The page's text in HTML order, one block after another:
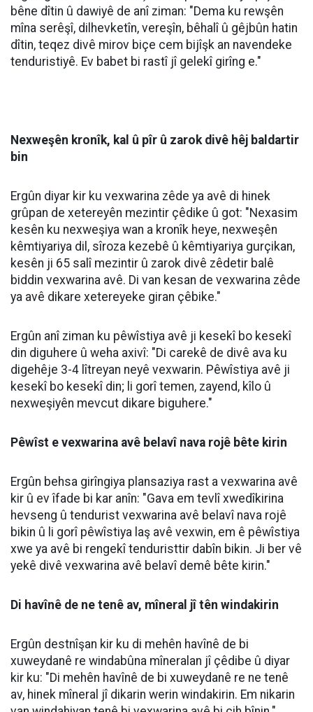
basmayı unutmayın
avê ya bi pîvana pêwîst girîng e, bi rengê rast
vexwarina wê jî ewçend xwedî nirx û girîngî ye.
Ergûn da zanîn ku nexasim di demeke kurt de
vexwarina pir zêde ya avê dibe ku rê li ber
nexweşiyeke mezin a bi navê hiponatremî veke.
Di carekê de vexwarina zêde ya avê dikare metirsiyê
bîne holê
Ergûn bal kişand ser wê yekê ku di carekê de
vexwarina rêjeyeke zêde ya avê ji bo tenduristiyê
metirsiyên mezin çêdike û got: "Di carekê de
vexwarina 3 yan 4 lître ava peyvekî dikare metirsiyê
çêbike. Divê mirov vexwarina avê belavî nava tevahiya
rojê bike û bi pîvanekê vexwe."
Ergûn eşkere kir ku hiponatremî ji ber vexwarina zêde
xwînê ya ji binî 135î re dibe sedema hiponatremiyê. Di
vê rewşê de ava zêde dikişîne nav şaneyan û şane
dest bi stûrbon û werimînê dikin."
Werimîna şaneyên mejî dikare mirov bixe komayê
Ergûn ragihand ku hiponatremî bi taybetî li ser mejî
encamên xirab çêdike û weha axivî: "Ev rewş
şaneyên mejî, ji gêjbûn û tevlihevbûna hiş heta ketina
komayê dikare rê li ber nexweşiyên pir xirab veke."
Ergûn destnîşan kir ku nîşanên nexweşiyê li gorî ast û